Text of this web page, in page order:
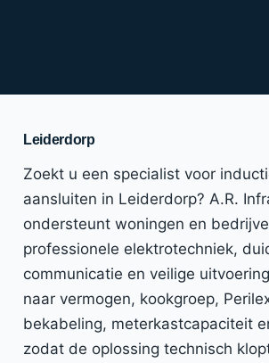
Leiderdorp
Zoekt u een specialist voor
aansluiten in Leiderdorp? A.R.
ondersteunt woningen en
professionele elektrotechniek,
communicatie en veilige
naar vermogen, kookgroep,
bekabeling, meterkastcapaciteit
zodat de oplossing technisch